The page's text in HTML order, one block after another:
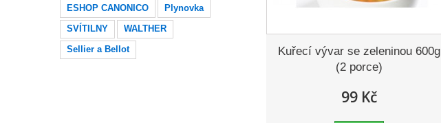
ESHOP CANONICO
Plynovka
SVÍTILNY
WALTHER
Sellier a Bellot
Kuřecí vývar se zeleninou 600g
(2 porce)
99 Kč